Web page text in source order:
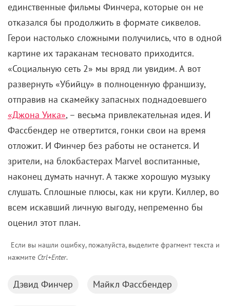
единственные фильмы Финчера, которые он не
отказался бы продолжить в формате сиквелов.
Герои настолько сложными получились, что в одной
картине их тараканам тесновато приходится.
«Социальную сеть 2» мы вряд ли увидим. А вот
развернуть «Убийцу» в полноценную франшизу,
отправив на скамейку запасных поднадоевшего
«Джона Уика», – весьма привлекательная идея. И
Фассбендер не отвертится, гонки свои на время
отложит. И Финчер без работы не останется. И
зрители, на блокбастерах Marvel воспитанные,
наконец думать начнут. А также хорошую музыку
слушать. Сплошные плюсы, как ни крути. Киллер, во
всем искавший личную выгоду, непременно бы
оценил этот план.
Если вы нашли ошибку, пожалуйста, выделите фрагмент текста и
нажмите Ctrl+Enter.
Дэвид Финчер Майкл Фассбендер